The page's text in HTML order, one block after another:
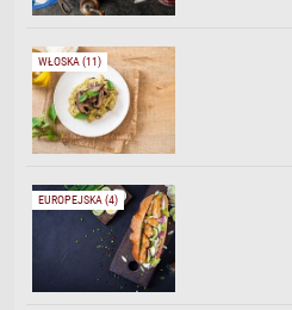
WŁOSKA (11)
EUROPEJSKA (4)